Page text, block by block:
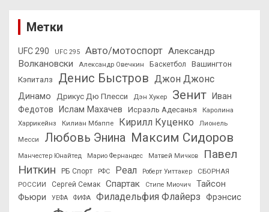
Метки
UFC 290 UFC 295 Авто/мотоспорт Александр
Волкановски
Александр Овечкин Баскетбол
Вашингтон
Кэпиталз
Денис Быстров Джон Джонс
Динамо Дрикус Дю Плесси Дэн Хукер Зенит
Иван
Федотов
Ислам Махачев Исраэль Адесанья
Каролина
Харрикейнз
Килиан Мбаппе Кирилл Куценко
Лионель
Месси
Любовь Энина Максим Сидоров
Манчестер Юнайтед Марио Фернандес Матвей Мичков
Павел
Ниткин
РБ Спорт РФС Реал Роберт Уиттакер
СБОРНАЯ
РОССИИ
Сергей Семак Спартак Стипе Миочич
Тайсон
Фьюри
УЕФА ФИФА Филадельфия Флайерз Фрэнсис